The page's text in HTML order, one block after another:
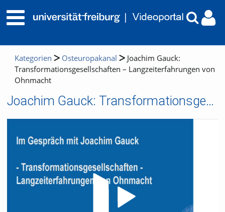
Kategorien Osteuropakanal
Joachim Gauck:
Transformationsgesellschaften – Langzeiterfahrungen von
Ohnmacht
Joachim Gauck: Transformationsgesellschaften – Langzeiterfahrungen von Ohnmacht